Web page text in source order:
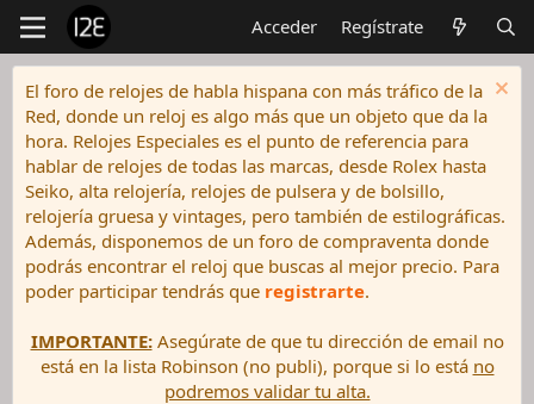
Acceder Regístrate
El foro de relojes de habla hispana con más tráfico de la
Red, donde un reloj es algo más que un objeto que da la
hora. Relojes Especiales es el punto de referencia para
hablar de relojes de todas las marcas, desde Rolex hasta
Seiko, alta relojería, relojes de pulsera y de bolsillo,
relojería gruesa y vintages, pero también de estilográficas.
Además, disponemos de un foro de compraventa donde
podrás encontrar el reloj que buscas al mejor precio. Para
poder participar tendrás que registrarte.
IMPORTANTE:Asegúrate de que tu dirección de email no
está en la lista Robinson (no publi), porque si lo está no
podremos validar tu alta.